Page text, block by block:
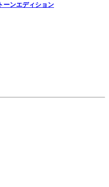
ーンエディション